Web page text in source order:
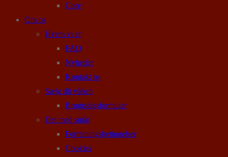
Core
Om os
Hvem vi er
FAQ
Nyheder
Kontakt os
Sælg dit våben
Brugtsalgsformular
Det med småt
Forretningsbetingelser
Cookies